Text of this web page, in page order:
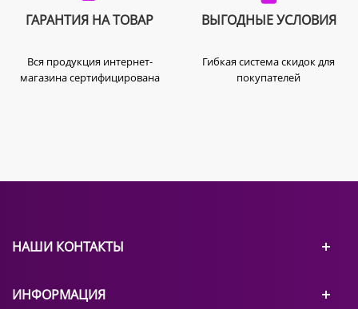
ГАРАНТИЯ НА ТОВАР
Вся продукция интернет-
магазина сертифицирована
ВЫГОДНЫЕ УСЛОВИЯ
Гибкая система скидок для
покупателей
НАШИ КОНТАКТЫ
ИНФОРМАЦИЯ